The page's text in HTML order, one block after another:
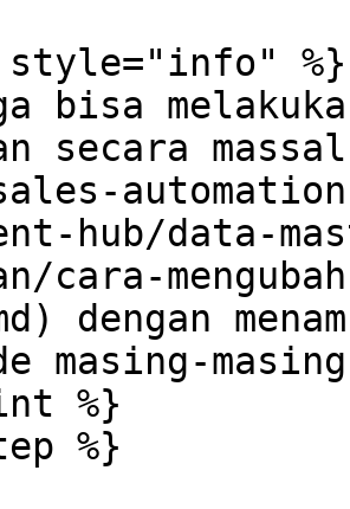
%}
bisa
secara
hub/data-
cara-
dengan
masing-
%}
%}